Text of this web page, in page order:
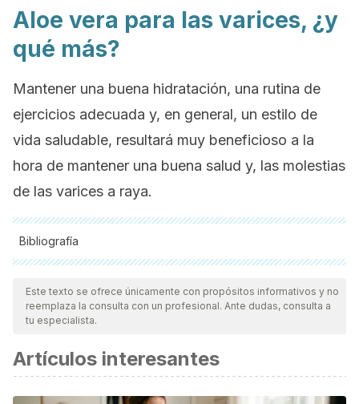
Aloe vera para las varices, ¿y
qué más?
Mantener una buena hidratación, una rutina de
ejercicios adecuada y, en general, un estilo de
vida saludable, resultará muy beneficioso a la
hora de mantener una buena salud y, las molestias
de las varices a raya.
Bibliografía
Todas las fuentes citadas fueron revisadas a profundidad por
nuestro equipo, para asegurar su calidad, confiabilidad,
vigencia y validez.La bibliografía de este artículo fue
científica.
¿Cómo se eliminan las varices? – CinfaSalud. (n.d.).
Este texto se ofrece únicamente con propósitos informativos y no
reemplaza la consulta con un profesional. Ante dudas, consulta a
tu especialista.
Artículos interesantes